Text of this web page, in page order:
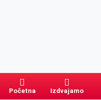
Početna Izdvajamo